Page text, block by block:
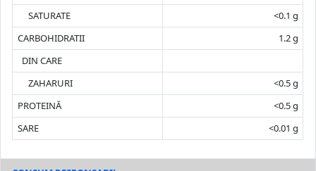
SATURATE
<0.1 g
CARBOHIDRATII
1.2 g
DIN CARE
ZAHARURI
<0.5 g
PROTEINĂ
<0.5 g
SARE
<0.01 g